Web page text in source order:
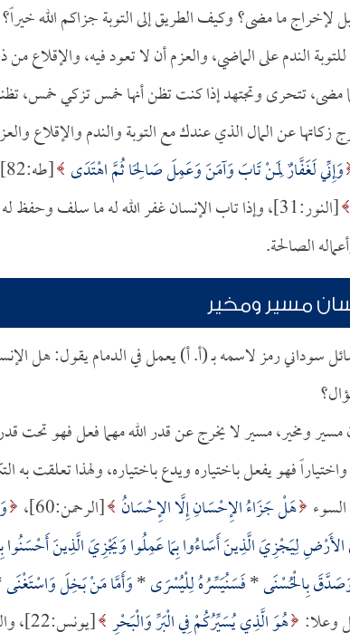
لإخراج ما مضى؟ وكيف الطريق إلى التوبة جزاكم الله خيراً؟
الندم على الماضي، والعزم أن لا تعود فيه، والإقلاع
مضى، تتحرى وتجتهد إذا كنت تظن أنها خمس تزكي
زكاتها عن المال الذي عندك مع التوبة والندم والإقلاع
وَإِنِّي لَغَفَّارٌ لِمَنْ تَابَ وَآمَنَ وَعَمِلَ صَالِحًا ثُمَّ اهْتَدَى [طه:82]، ويقول سبحانه:
[النور:31]، وإذا تاب الإنسان غفر الله له ما سلف
الصالحة.
مسير ومخير
سوداني رمز لاسمه بـ (أ. أ) يعمل في الدمام يقول: هل
ومخير، مسير لا يخرج عن قدر الله مهما فعل فهو تحت قدر
واختياراً فهو يفعل باختياره ويدع باختياره، ولهذا تعلقت
هَلْ جَزَاءُ الإِحْسَانِ إِلَّا الإِحْسَانُ [الرحمن:60]،
لِيَجْزِيَ الَّذِينَ أَسَاءُوا بِمَا عَمِلُوا وَيَجْزِيَ الَّذِينَ أَحْسَنُوا
بِالْحُسْنَى*فَسَنُيَسِّرُهُ لِلْيُسْرَى*وَأَمَّا مَنْ بَخِلَ وَاسْتَغْنَى
هُوَ الَّذِي يُسَيِّرُكُمْ فِي الْبَرِّ وَالْبَحْرِ [يونس:22]، والنبي سئل لما قال عليه الصلاة والسلام للصحابة: (